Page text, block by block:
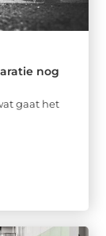
nog
gaat het